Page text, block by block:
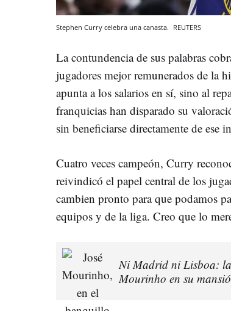
Stephen Curry celebra una canasta. REUTERS
La contundencia de sus palabras
jugadores mejor remunerados de la
apunta a los salarios en sí, sino al
franquicias han disparado su
sin beneficiarse directamente de ese
Cuatro veces campeón, Curry
reivindicó el papel central de los
cambien pronto para que podamos
equipos y de la liga. Creo que lo
Ni Madrid ni Lisboa: la
Mourinho en su